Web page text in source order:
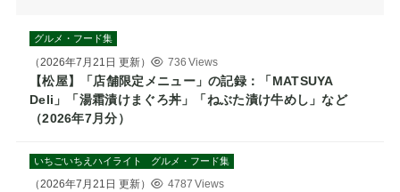
グルメ・フード集
（2026年7月21日 更新） 736 Views
【松屋】「店舗限定メニュー」の記録：「MATSUYA
Deli」「湯霜漬けまぐろ丼」「ねぶた漬け牛めし」など
（2026年7月分）
いちごいちえハイライト グルメ・フード集
（2026年7月21日 更新） 4787 Views